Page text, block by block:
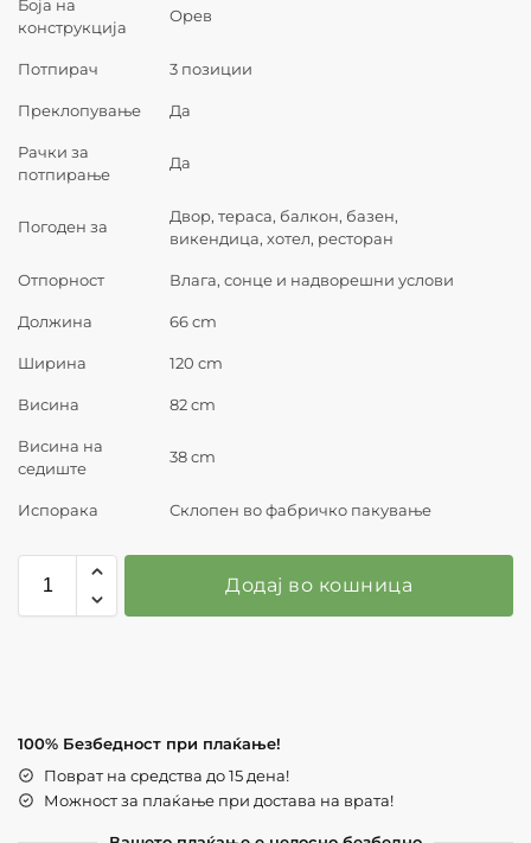
Боја на
конструкција
Орев
Потпирач 3 позиции
Преклопување Да
Рачки за
потпирање
Да
Погоден за
Двор, тераса, балкон, базен,
викендица, хотел, ресторан
Отпорност Влага, сонце и надворешни услови
Должина 66 cm
Ширина 120 cm
Висина 82 cm
Висина на
седиште
38 cm
Испорака Склопен во фабричко пакување
Додај во кошница
100% Безбедност при плаќање!
Поврат на средства до 15 дена!
Можност за плаќање при достава на врата!